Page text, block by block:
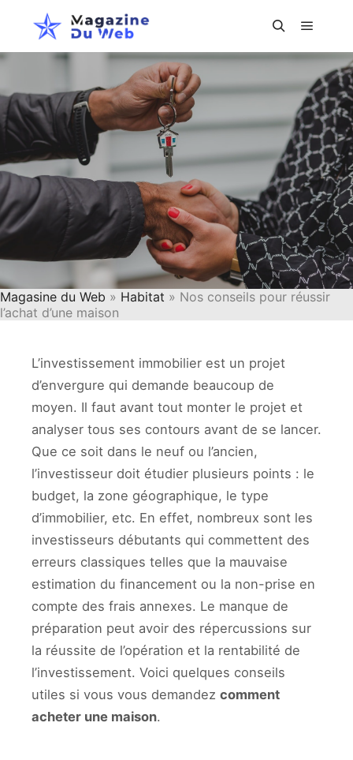
Magasine du Web » Habitat » Nos conseils pour réussir
l’achat d’une maison
L’investissement immobilier est un projet
d’envergure qui demande beaucoup de
moyen. Il faut avant tout monter le projet et
analyser tous ses contours avant de se lancer.
Que ce soit dans le neuf ou l’ancien,
l’investisseur doit étudier plusieurs points : le
budget, la zone géographique, le type
d’immobilier, etc. En effet, nombreux sont les
investisseurs débutants qui commettent des
erreurs classiques telles que la mauvaise
estimation du financement ou la non-prise en
compte des frais annexes. Le manque de
préparation peut avoir des répercussions sur
la réussite de l’opération et la rentabilité de
l’investissement. Voici quelques conseils
utiles si vous vous demandez comment
acheter une maison.